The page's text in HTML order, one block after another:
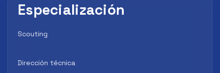
Especialización
Scouting
Dirección técnica